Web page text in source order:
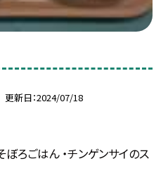
更新日 2024/07/18
ぼろごはん ・チンゲンサイのス